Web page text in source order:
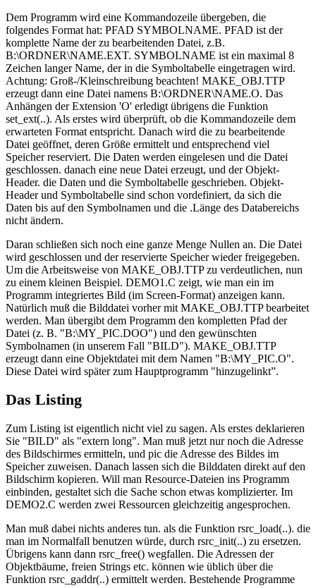
Dem Programm wird eine Kommandozeile übergeben, die
folgendes Format hat: PFAD SYMBOLNAME. PFAD ist der
komplette Name der zu bearbeitenden Datei, z.B.
B:\ORDNER\NAME.EXT. SYMBOLNAME ist ein maximal 8
Zeichen langer Name, der in die Symboltabelle eingetragen wird.
Achtung: Groß-/Kleinschreibung beachten! MAKE_OBJ.TTP
erzeugt dann eine Datei namens B:\ORDNER\NAME.O. Das
Anhängen der Extension 'O' erledigt übrigens die Funktion
set_ext(..). Als erstes wird überprüft, ob die Kommandozeile dem
erwarteten Format entspricht. Danach wird die zu bearbeitende
Datei geöffnet, deren Größe ermittelt und entsprechend viel
Speicher reserviert. Die Daten werden eingelesen und die Datei
geschlossen. danach eine neue Datei erzeugt, und der Objekt-
Header. die Daten und die Symboltabelle geschrieben. Objekt-
Header und Symboltabelle sind schon vordefiniert, da sich die
Daten bis auf den Symbolnamen und die .Länge des Databereichs
nicht ändern.
Daran schließen sich noch eine ganze Menge Nullen an. Die Datei
wird geschlossen und der reservierte Speicher wieder freigegeben.
Um die Arbeitsweise von MAKE_OBJ.TTP zu verdeutlichen, nun
zu einem kleinen Beispiel. DEMO1.C zeigt, wie man ein im
Programm integriertes Bild (im Screen-Format) anzeigen kann.
Natürlich muß die Bilddatei vorher mit MAKE_OBJ.TTP bearbeitet
werden. Man übergibt dem Programm den kompletten Pfad der
Datei (z. B. "B:\MY_PIC.DOO") und den gewünschten
Symbolnamen (in unserem Fall "BILD"). MAKE_OBJ.TTP
erzeugt dann eine Objektdatei mit dem Namen "B:\MY_PIC.O".
Diese Datei wird später zum Hauptprogramm "hinzugelinkt”.
Das Listing
Zum Listing ist eigentlich nicht viel zu sagen. Als erstes deklarieren
Sie "BILD" als "extern long". Man muß jetzt nur noch die Adresse
des Bildschirmes ermitteln, und pic die Adresse des Bildes im
Speicher zuweisen. Danach lassen sich die Bilddaten direkt auf den
Bildschirm kopieren. Will man Resource-Dateien ins Programm
einbinden, gestaltet sich die Sache schon etwas komplizierter. Im
DEMO2.C werden zwei Ressourcen gleichzeitig angesprochen.
Man muß dabei nichts anderes tun. als die Funktion rsrc_load(..). die
man im Normalfall benutzen würde, durch rsrc_init(..) zu ersetzen.
Übrigens kann dann rsrc_free() wegfallen. Die Adressen der
Objektbäume, freien Strings etc. können wie üblich über die
Funktion rsrc_gaddr(..) ermittelt werden. Bestehende Programme